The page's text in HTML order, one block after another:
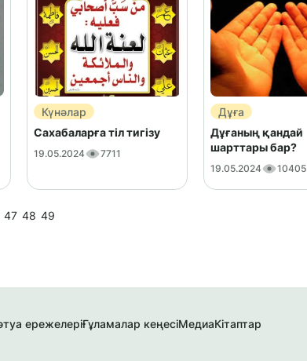
Күнәлар
Cахабаларға тіл тигізу
19.05.2024 7711
Дұға
Дұғаның қандай
шарттары бар?
19.05.2024 10405
47 48 49
ережелеріҒұламалар кеңесіМедиаКітаптар